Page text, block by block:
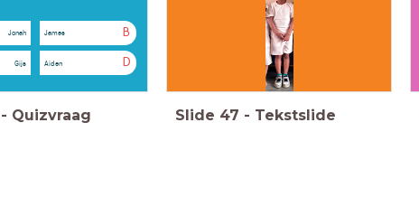
Jonah B
James
Gijs D
Aiden
- Quizvraag Slide 47 - Tekstslide